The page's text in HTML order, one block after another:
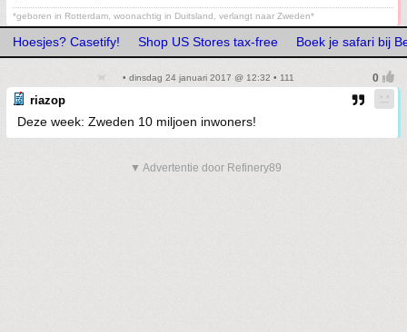
*geboren in Rotterdam, woonachtig in Duitsland, verlangt naar Zweden*
Hoesjes? Casetify! Shop US Stores tax-free Boek je safari bij
• dinsdag 24 januari 2017 @ 12:32 • 111
riazop
Deze week: Zweden 10 miljoen inwoners!
▼ Advertentie door Refinery89